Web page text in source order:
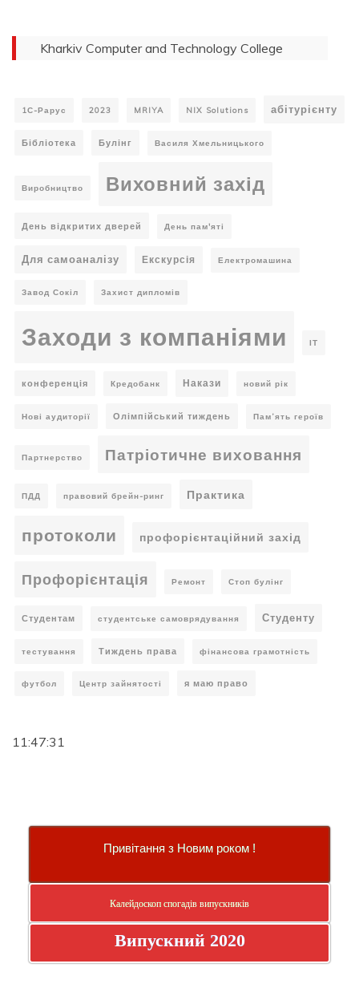
Kharkiv Computer and Technology College
1С-Рарус 2023 MRIYA NIX Solutions абітурієнту
Бібліотека Булінг Василя Хмельницького
Виробництво Виховний захід
День відкритих дверей День пам'яті
Для самоаналізу Екскурсія Електромашина
Завод Сокіл Захист дипломів
Заходи з компаніями ІТ
конференція Кредобанк Накази новий рік
Нові аудиторії Олімпійський тиждень Пам’ять героїв
Партнерство Патріотичне виховання
ПДД правовий брейн-ринг Практика
протоколи профорієнтаційний захід
Профорієнтація Ремонт Стоп булінг
Студентам студентське самоврядування Студенту
тестування Тиждень права фінансова грамотність
футбол Центр зайнятості я маю право
11:47:32
Привітання з Новим роком !
Калейдоскоп спогадів випускників
Випускний 2020